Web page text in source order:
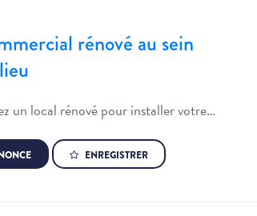
rénové au sein
un local rénové pour installer votre…
ENREGISTRER